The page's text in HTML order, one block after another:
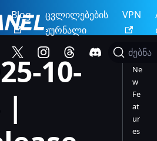
Blog
ცვლილებების
ჟურნალი
VPN
ძებნა
10-
|
Ne
w
Fe
at
ur
es